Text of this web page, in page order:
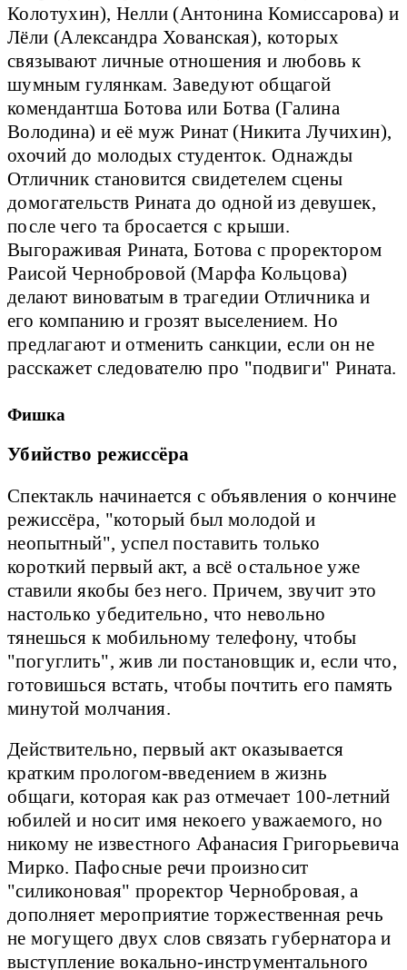
Колотухин), Нелли (Антонина Комиссарова) и
Лёли (Александра Хованская), которых
связывают личные отношения и любовь к
шумным гулянкам. Заведуют общагой
комендантша Ботова или Ботва (Галина
Володина) и её муж Ринат (Никита Лучихин),
охочий до молодых студенток. Однажды
Отличник становится свидетелем сцены
домогательств Рината до одной из девушек,
после чего та бросается с крыши.
Выгораживая Рината, Ботова с проректором
Раисой Чернобровой (Марфа Кольцова)
делают виноватым в трагедии Отличника и
его компанию и грозят выселением. Но
предлагают и отменить санкции, если он не
расскажет следователю про "подвиги" Рината.
Фишка
Убийство режиссёра
Спектакль начинается с объявления о кончине
режиссёра, "который был молодой и
неопытный", успел поставить только
короткий первый акт, а всё остальное уже
ставили якобы без него. Причем, звучит это
настолько убедительно, что невольно
тянешься к мобильному телефону, чтобы
"погуглить", жив ли постановщик и, если что,
готовишься встать, чтобы почтить его память
минутой молчания.
Действительно, первый акт оказывается
кратким прологом-введением в жизнь
общаги, которая как раз отмечает 100-летний
юбилей и носит имя некоего уважаемого, но
никому не известного Афанасия Григорьевича
Мирко. Пафосные речи произносит
"силиконовая" проректор Чернобровая, а
дополняет мероприятие торжественная речь
не могущего двух слов связать губернатора и
выступление вокально-инструментального